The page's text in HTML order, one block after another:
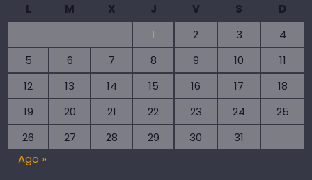
L M X J V S
D
1
2 3
4
5
6 7 8 9 10
11
12
13 14 15 16 17
18
19
20 21 22 23 24
25
26
27 28 29 30
31
Ago »